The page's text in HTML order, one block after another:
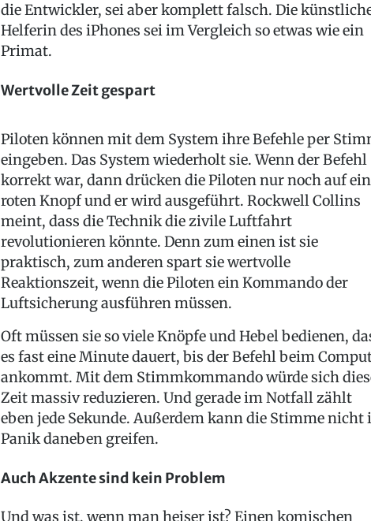
die Entwickler, sei aber komplett falsch. Die
Helferin des iPhones sei im Vergleich so etwas wie ein
Primat.
Wertvolle Zeit gespart
Piloten können mit dem System ihre Befehle per
eingeben. Das System wiederholt sie. Wenn der Befehl
korrekt war, dann drücken die Piloten nur noch auf
roten Knopf und er wird ausgeführt. Rockwell Collins
meint, dass die Technik die zivile Luftfahrt
revolutionieren könnte. Denn zum einen ist sie
praktisch, zum anderen spart sie wertvolle
Reaktionszeit, wenn die Piloten ein Kommando der
Luftsicherung ausführen müssen.
Oft müssen sie so viele Knöpfe und Hebel bedienen,
es fast eine Minute dauert, bis der Befehl beim
ankommt. Mit dem Stimmkommando würde sich
Zeit massiv reduzieren. Und gerade im Notfall zählt
eben jede Sekunde. Außerdem kann die Stimme nicht
Panik daneben greifen.
Auch Akzente sind kein Problem
Und was ist, wenn man heiser ist? Einen komischen